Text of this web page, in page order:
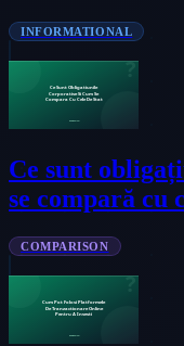
INFORMATIONAL
Ce sunt
se compară cu
COMPARISON